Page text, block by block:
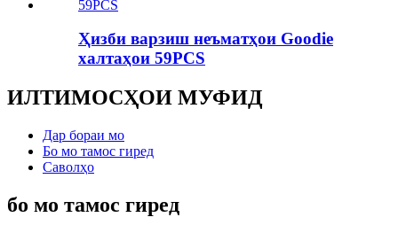
Ҳизби варзиш неъматҳои Goodie
халтаҳои 59PCS
ИЛТИМОСҲОИ МУФИД
Дар бораи мо
Бо мо тамос гиред
Саволҳо
бо мо тамос гиред